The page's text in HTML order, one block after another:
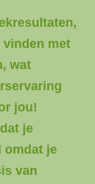
vinden met
wat
jou!
je
omdat je
van